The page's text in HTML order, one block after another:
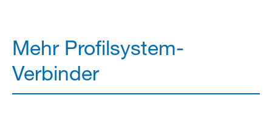
Mehr Profilsystem-
Verbinder